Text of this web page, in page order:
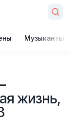
Музыканты
жизнь,